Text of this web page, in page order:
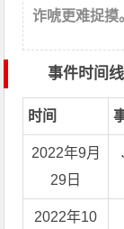
诈唬更难捉摸
事件时间
时间
2022年9月
29日
2022年10